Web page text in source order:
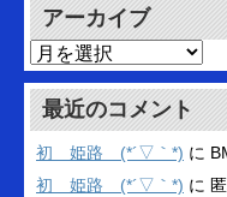
アーカイブ
ア
ー
カ
イ
ブ
最近のコメント
初 姫路 (*´▽｀*) に
初 姫路 (*´▽｀*) に